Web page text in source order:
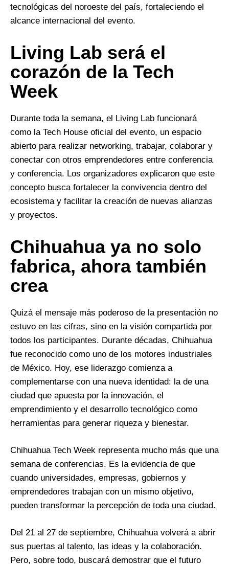
tecnológicas del noroeste del país, fortaleciendo el
alcance internacional del evento.
Living Lab será el
corazón de la Tech
Week
Durante toda la semana, el Living Lab funcionará
como la Tech House oficial del evento, un espacio
abierto para realizar networking, trabajar, colaborar y
conectar con otros emprendedores entre conferencia
y conferencia. Los organizadores explicaron que este
concepto busca fortalecer la convivencia dentro del
ecosistema y facilitar la creación de nuevas alianzas
y proyectos.
Chihuahua ya no solo
fabrica, ahora también
crea
Quizá el mensaje más poderoso de la presentación no
estuvo en las cifras, sino en la visión compartida por
todos los participantes. Durante décadas, Chihuahua
fue reconocido como uno de los motores industriales
de México. Hoy, ese liderazgo comienza a
complementarse con una nueva identidad: la de una
ciudad que apuesta por la innovación, el
emprendimiento y el desarrollo tecnológico como
herramientas para generar riqueza y bienestar.
Chihuahua Tech Week representa mucho más que una
semana de conferencias. Es la evidencia de que
cuando universidades, empresas, gobiernos y
emprendedores trabajan con un mismo objetivo,
pueden transformar la percepción de toda una ciudad.
Del 21 al 27 de septiembre, Chihuahua volverá a abrir
sus puertas al talento, las ideas y la colaboración.
Pero, sobre todo, buscará demostrar que el futuro